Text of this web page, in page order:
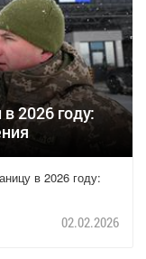
2026 году:
в 2026 году:
02.02.2026